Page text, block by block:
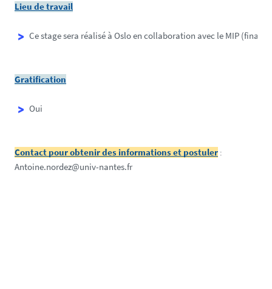
Lieu de travail
Ce stage sera réalisé à Oslo en collaboration avec le MIP
Gratification
Oui
Contact pour obtenir des informations et postuler :
Antoine.nordez@univ-nantes.fr